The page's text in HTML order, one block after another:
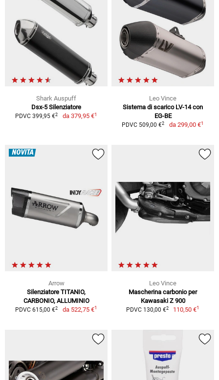
Shark Auspuff
Dsx-5 Silenziatore
PDVC 399,95 €2 da 379,95 €1
Leo Vince
Sistema di scarico LV-14 con
EG-BE
PDVC 509,00 €2 da 299,00 €1
NOVITÀ
Arrow
Silenziatore TITANIO,
CARBONIO, ALLUMINIO
PDVC 615,00 €2 da 522,75 €1
Leo Vince
Mascherina carbonio per
Kawasaki Z 900
PDVC 130,00 €2 110,50 €1